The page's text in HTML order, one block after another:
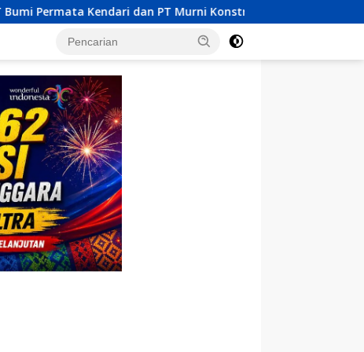
Konstruksi Indonesia Dilaporkan MPM UHO Terkait